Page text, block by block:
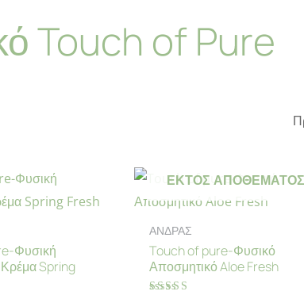
Touch of Pure
Φυσική
Spring
ΕΚΤΌΣ ΑΠΟΘΈΜΑΤΟΣ
ΑΝΔΡΑΣ
Touch of pure-Φυσικό
Αποσμητικό Aloe Fresh